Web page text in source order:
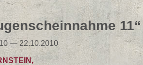
11“
— 22.10.2010